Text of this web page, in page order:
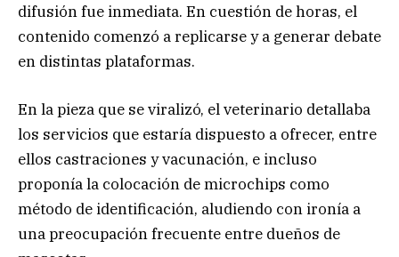
difusión fue inmediata. En cuestión de horas, el
contenido comenzó a replicarse y a generar debate
en distintas plataformas.
En la pieza que se viralizó, el veterinario detallaba
los servicios que estaría dispuesto a ofrecer, entre
ellos castraciones y vacunación, e incluso
proponía la colocación de microchips como
método de identificación, aludiendo con ironía a
una preocupación frecuente entre dueños de